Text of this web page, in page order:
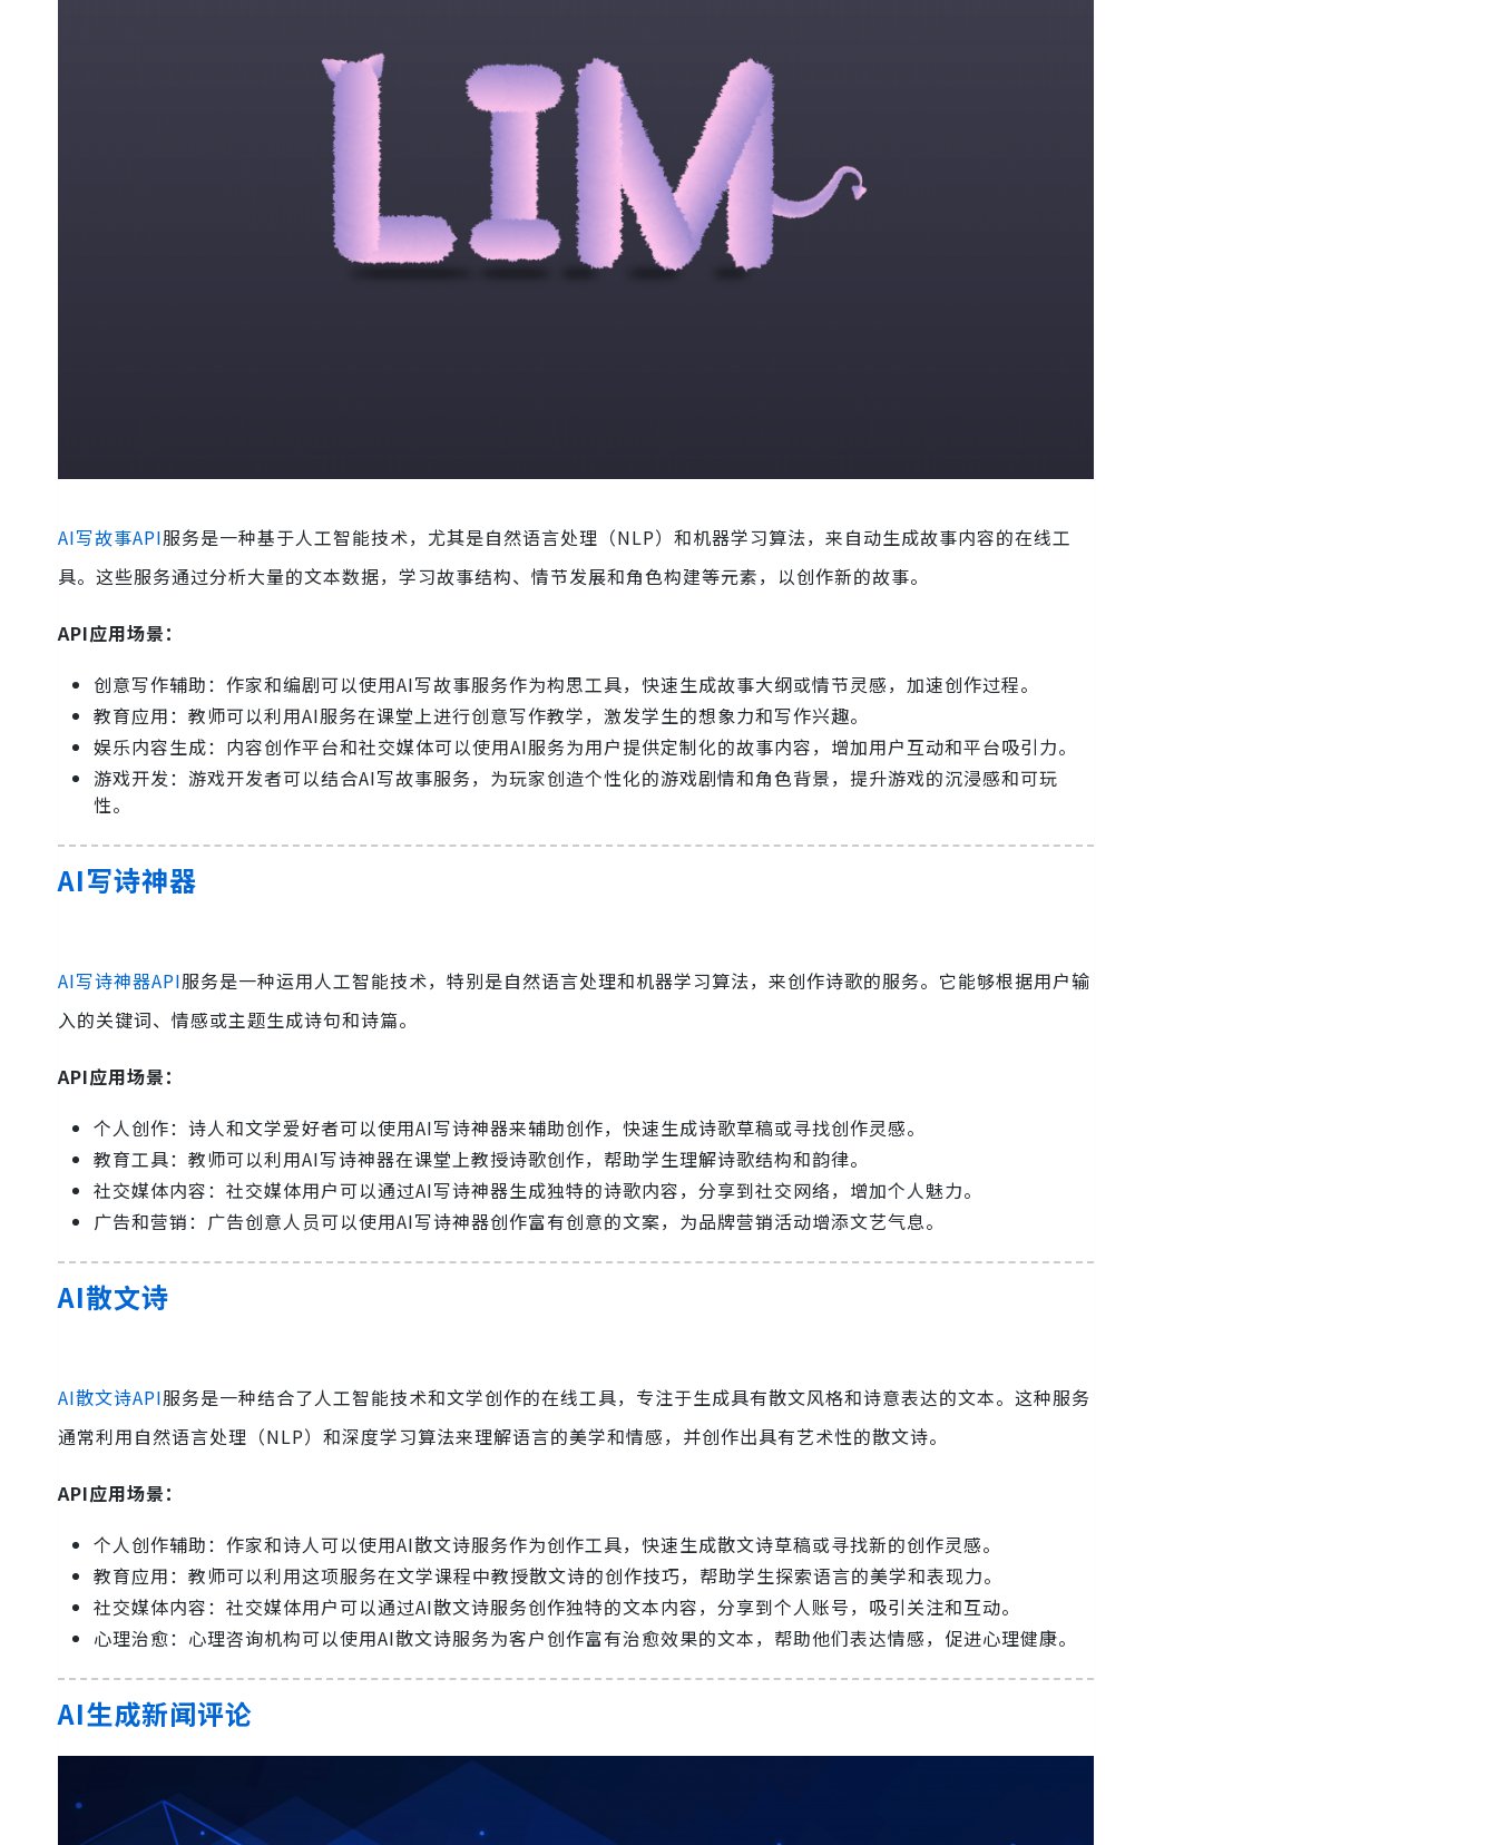
AI写故事API服务是一种基于人工智能技术，尤其是自然语言处理（NLP）和机器学习算法，来自动生成故事内容的在线工
具。这些服务通过分析大量的文本数据，学习故事结构、情节发展和角色构建等元素，以创作新的故事。
API应用场景：
创意写作辅助：作家和编剧可以使用AI写故事服务作为构思工具，快速生成故事大纲或情节灵感，加速创作过程。
教育应用：教师可以利用AI服务在课堂上进行创意写作教学，激发学生的想象力和写作兴趣。
娱乐内容生成：内容创作平台和社交媒体可以使用AI服务为用户提供定制化的故事内容，增加用户互动和平台吸引力。
游戏开发：游戏开发者可以结合AI写故事服务，为玩家创造个性化的游戏剧情和角色背景，提升游戏的沉浸感和可玩
性。
AI写诗神器
AI写诗神器API服务是一种运用人工智能技术，特别是自然语言处理和机器学习算法，来创作诗歌的服务。它能够根据用户输
入的关键词、情感或主题生成诗句和诗篇。
API应用场景：
个人创作：诗人和文学爱好者可以使用AI写诗神器来辅助创作，快速生成诗歌草稿或寻找创作灵感。
教育工具：教师可以利用AI写诗神器在课堂上教授诗歌创作，帮助学生理解诗歌结构和韵律。
社交媒体内容：社交媒体用户可以通过AI写诗神器生成独特的诗歌内容，分享到社交网络，增加个人魅力。
广告和营销：广告创意人员可以使用AI写诗神器创作富有创意的文案，为品牌营销活动增添文艺气息。
AI散文诗
AI散文诗API服务是一种结合了人工智能技术和文学创作的在线工具，专注于生成具有散文风格和诗意表达的文本。这种服务
通常利用自然语言处理（NLP）和深度学习算法来理解语言的美学和情感，并创作出具有艺术性的散文诗。
API应用场景：
个人创作辅助：作家和诗人可以使用AI散文诗服务作为创作工具，快速生成散文诗草稿或寻找新的创作灵感。
教育应用：教师可以利用这项服务在文学课程中教授散文诗的创作技巧，帮助学生探索语言的美学和表现力。
社交媒体内容：社交媒体用户可以通过AI散文诗服务创作独特的文本内容，分享到个人账号，吸引关注和互动。
心理治愈：心理咨询机构可以使用AI散文诗服务为客户创作富有治愈效果的文本，帮助他们表达情感，促进心理健康。
AI生成新闻评论